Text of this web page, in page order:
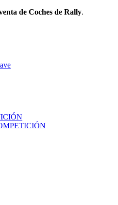
de Coches de Rally.